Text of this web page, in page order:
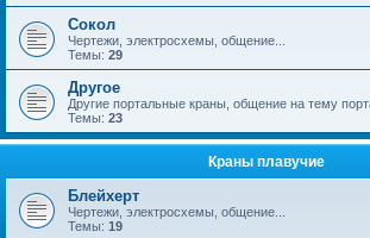
Сокол
Чертежи, электросхемы, общение...
Темы: 29
Другое
Другие портальные краны, общение на тему
Темы: 23
Краны плавучие
Блейхерт
Чертежи, электросхемы, общение...
Темы: 19